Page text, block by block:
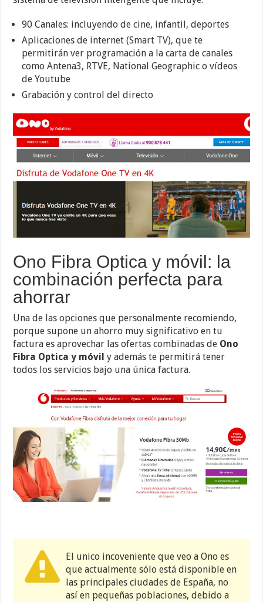
90 Canales: incluyendo de cine, infantil, deportes
Aplicaciones de internet (Smart TV), que te
permitirán ver programación a la carta de canales
como Antena3, RTVE, National Geographic o vídeos
de Youtube
Grabación y control del directo
Ono Fibra Optica y móvil: la
combinación perfecta para
ahorrar
Una de las opciones que personalmente recomiendo,
porque supone un ahorro muy significativo en tu
factura es aprovechar las ofertas combinadas de Ono
Fibra Optica y móvily además te permitirá tener
todos los servicios bajo una única factura.
El unico incoveniente que veo a Ono es
que actualmente sólo está disponible en
las principales ciudades de España, no
así en pequeñas poblaciones, debido a